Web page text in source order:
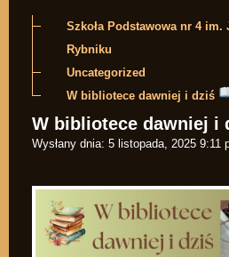
Szkoła Podstawowa nr 4 im.
Rybniku
Uncategorized
W bibliotece dawniej i dziś
W bibliotece dawniej i
Wysłany dnia: 5 listopada, 2025 9:11